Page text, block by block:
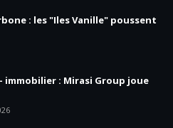
: les "Iles Vanille" poussent
immobilier : Mirasi Group joue